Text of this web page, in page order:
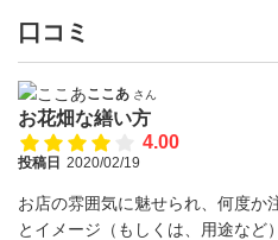
口コミ
ここあ さん
お花畑な繕い方
4.00
投稿日 2020/02/19
お店の雰囲気に魅せられ、何度か
とイメージ（もしくは、用途など